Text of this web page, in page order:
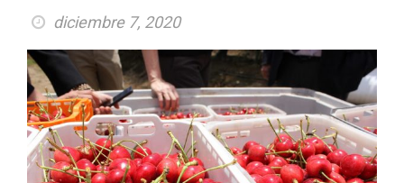
diciembre 7, 2020